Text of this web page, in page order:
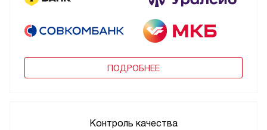
ПОДРОБНЕЕ
Контроль качества